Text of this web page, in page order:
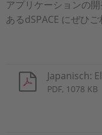
アプリケーションの
あるdSPACE にぜひご
Japanisch:
PDF, 1078 KB